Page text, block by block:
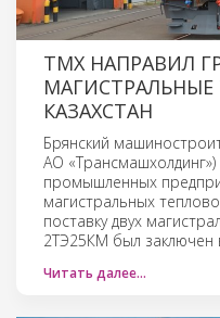
ТМХ НАПРАВИЛ
КАЗАХСТАН
Брянский
АО
промышленных
магистральных
поставку двух
2ТЭ25КМ был заключен
Читать далее…